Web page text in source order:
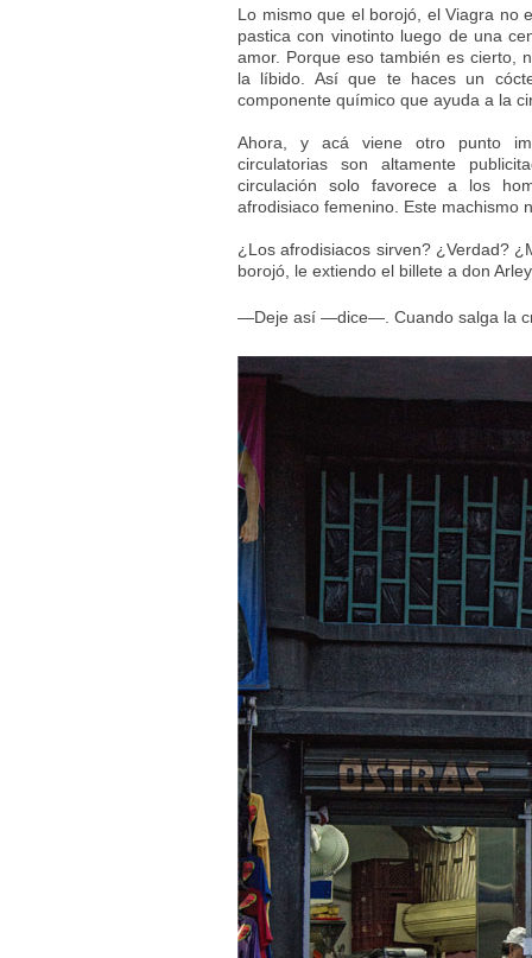
Lo mismo que el borojó, el Viagra no
pastica con vinotinto luego de una
amor. Porque eso también es cierto,
la líbido. Así que te haces un
componente químico que ayuda a la
Ahora, y acá viene otro punto
circulatorias son altamente
circulación solo favorece a los
afrodisiaco femenino. Este machismo
¿Los afrodisiacos sirven? ¿Verdad?
borojó, le extiendo el billete a don
—Deje así —dice—. Cuando salga la